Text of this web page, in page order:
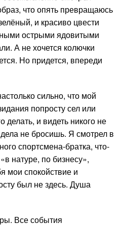
что опять превращаюсь
и красиво цвести
острыми ядовитыми
А не хочется колючки
Но придется, впереди
сильно, что мой
попросту сел или
делать, и видеть никого не
не бросишь. Я смотрел в
спортсмена-братка, что-
натуре, по бизнесу»,
мои спокойствие и
был не здесь. Душа
Все события